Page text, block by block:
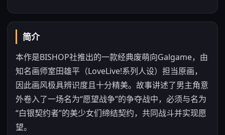
简介
本作是BISHOP社推出的一款经典废萌向Galgame，由
知名画师室田雄平（LoveLive!系列人设）担当原画，
因此画风极具辨识度且十分精美。故事讲述了男主角意
外卷入了一场名为“愿望战争”的争夺战中，必须与名为
“白银契约者”的美少女们缔结契约，共同战斗并实现愿
望。